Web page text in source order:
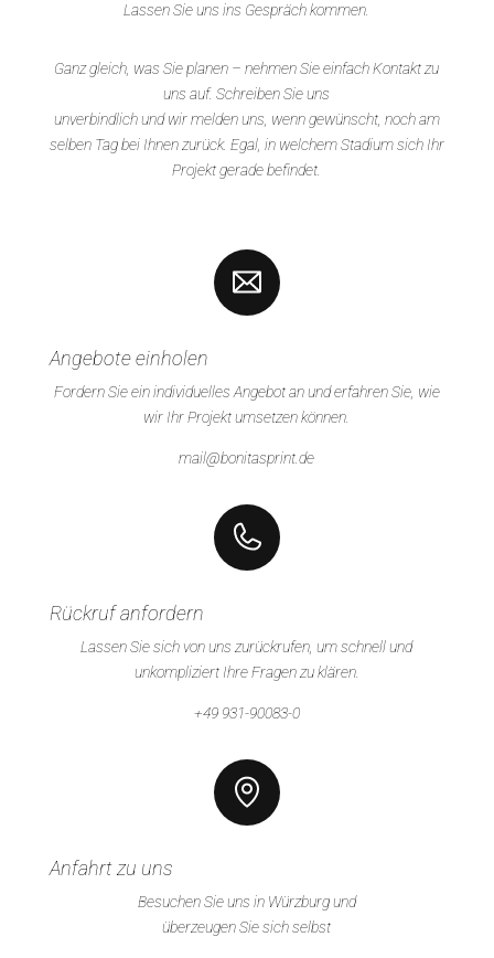
Lassen Sie uns ins Gespräch kommen.
Ganz gleich, was Sie planen – nehmen Sie einfach Kontakt zu
uns auf. Schreiben Sie uns
unverbindlich und wir melden uns, wenn gewünscht, noch am
selben Tag bei Ihnen zurück. Egal, in welchem Stadium sich Ihr
Projekt gerade befindet.
Angebote einholen
Fordern Sie ein individuelles Angebot an und erfahren Sie, wie
wir Ihr Projekt umsetzen können.
mail@bonitasprint.de
Rückruf anfordern
Lassen Sie sich von uns zurückrufen, um schnell und
unkompliziert Ihre Fragen zu klären.
+49 931-90083-0
Anfahrt zu uns
Besuchen Sie uns in Würzburg und
überzeugen Sie sich selbst